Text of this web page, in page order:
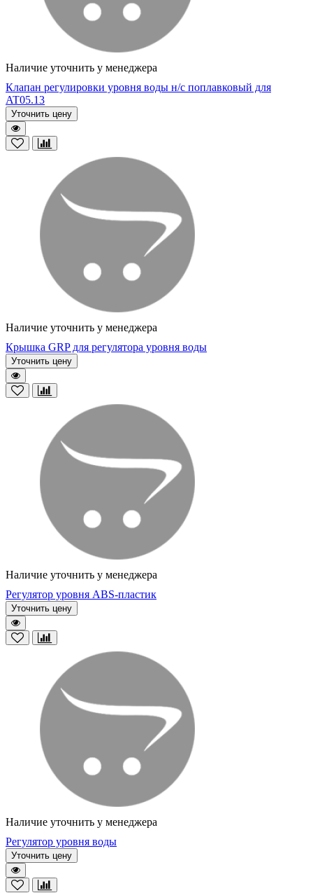
Наличие уточнить у менеджера
Клапан регулировки уровня воды н/с поплавковый для
AT05.13
Уточнить цену
Наличие уточнить у менеджера
Крышка GRP для регулятора уровня воды
Уточнить цену
Наличие уточнить у менеджера
Регулятор уровня ABS-пластик
Уточнить цену
Наличие уточнить у менеджера
Регулятор уровня воды
Уточнить цену